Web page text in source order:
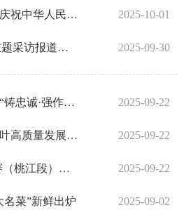
共和国成立76周年 2025-10-01
南行活动走进桃江 2025-09-30
·树形象”主题活动 2025-09-22
展十强县（市） 2025-09-22
工作调度会召开 2025-09-22
名菜”新鲜出炉 2025-09-02